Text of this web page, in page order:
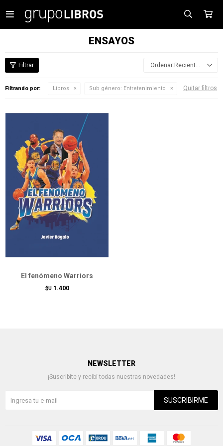

ENSAYOS
Recientes
Filtrando por: Libros Sub género: Entretenimiento Quitar filtros
El fenómeno Warriors
$U 1.400
NEWSLETTER
¡Suscribite y recibí todas nuestras novedades!
SUSCRIBIRME